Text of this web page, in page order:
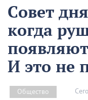
Совет
когда
И это не
Общество